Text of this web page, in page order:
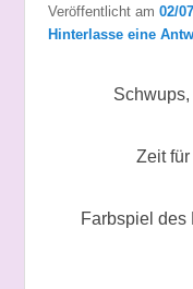
Veröffentlicht am 02/
Hinterlasse eine
Zeit
Farbspiel des